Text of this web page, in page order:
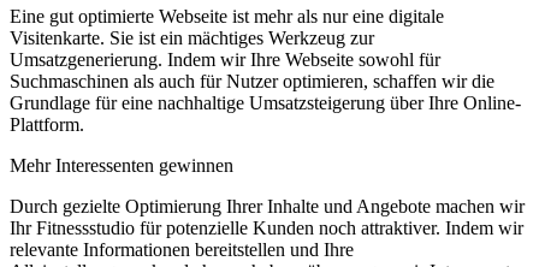
Eine gut optimierte Webseite ist mehr als nur eine digitale
Visitenkarte. Sie ist ein mächtiges Werkzeug zur
Umsatzgenerierung. Indem wir Ihre Webseite sowohl für
Suchmaschinen als auch für Nutzer optimieren, schaffen wir die
Grundlage für eine nachhaltige Umsatzsteigerung über Ihre Online-
Plattform.
Mehr Interessenten gewinnen
Durch gezielte Optimierung Ihrer Inhalte und Angebote machen wir
Ihr Fitnessstudio für potenzielle Kunden noch attraktiver. Indem wir
relevante Informationen bereitstellen und Ihre